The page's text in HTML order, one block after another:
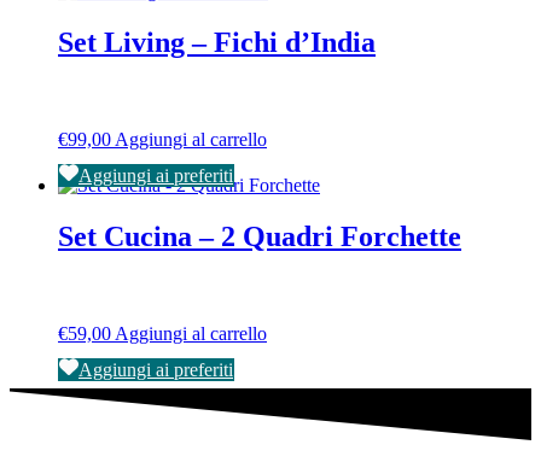
€79,00
a
varianti.
Le
scelte
nella
pagina
prodotto
Set Living – Fichi d’India
€99,00 Aggiungi al carrello
Aggiungi ai preferiti
Set Cucina – 2 Quadri Forchette
€59,00 Aggiungi al carrello
Aggiungi ai preferiti